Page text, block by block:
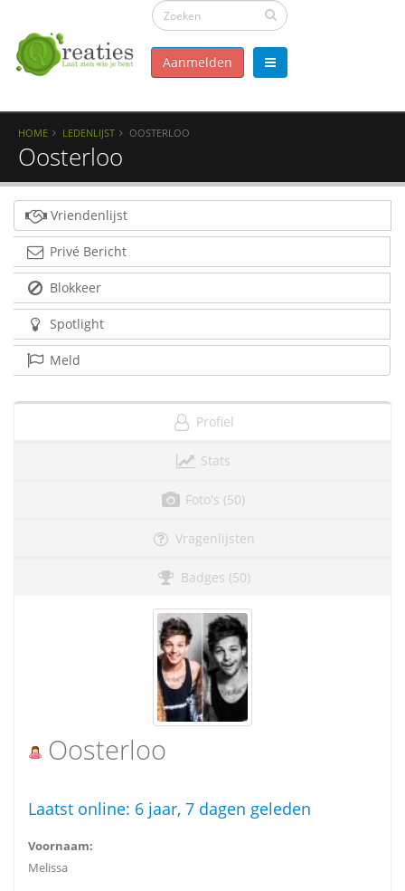
Aanmelden
HOME LEDENLIJST OOSTERLOO
Oosterloo
Vriendenlijst
Privé Bericht
Blokkeer
Spotlight
Meld
Profiel
Stats
Foto's (50)
Vragenlijsten
Badges (50)
Oosterloo
Laatst online: 6 jaar, 7 dagen geleden
Voornaam:
Melissa